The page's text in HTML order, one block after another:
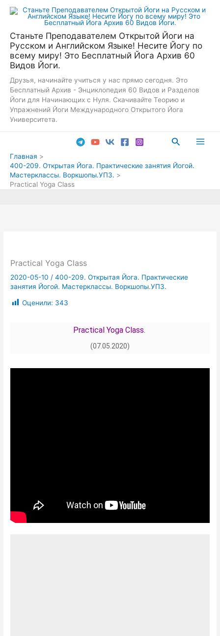
Перейти
Станьте Преподавателем Открытой Йоги на
Русском и Английском Языке! Несите Йогу по
всему миру! Это Бесплатный Йога Архив 60
Видов Йоги.
Друзья, начинайте учиться у нас прямо сегодня. Это
Бесплатный Архив - Энциклопедия 60 Видов и Разделов
Йоги для Начинающих с Нуля. Скачивайте Теорию и
Упражнений Йоги Международного Открытого Йога
Университета.
Поиск
Главная
400-209. Открытая Йога. Практические занятия Йогой.
Мастерклассы. Воркшопы.УПЗ.
Practical Yoga Class
Practical Yoga Class
2020-05-10 /400-209. Открытая Йога. Практические
занятия Йогой. Мастерклассы. Воркшопы.УПЗ.
Оценили: 343
Practical Yoga Class.
(07.05.2020)